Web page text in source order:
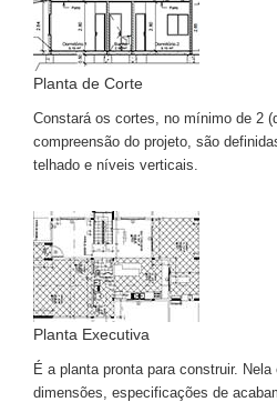
Planta de Corte
Constará os cortes, no mínimo de 2
compreensão do projeto, são
telhado e níveis verticais.
Planta Executiva
É a planta pronta para construir.
dimensões, especificações de